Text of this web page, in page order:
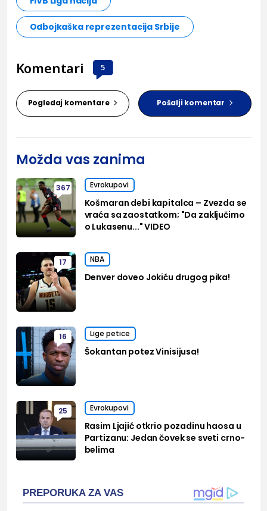
Odbojkaška reprezentacija Srbije
Komentari 5
Pogledaj komentare Pošalji komentar
Možda vas zanima
367 Evrokupovi
Košmaran debi kapitalca – Zvezda se
vraća sa zaostatkom; "Da zaključimo
o Lukasenu..." VIDEO
17 NBA
Denver doveo Jokiću drugog pika!
16 Lige petice
Šokantan potez Vinisijusa!
25 Evrokupovi
Rasim Ljajić otkrio pozadinu haosa u
Partizanu: Jedan čovek se sveti crno-
belima
PREPORUKA ZA VAS